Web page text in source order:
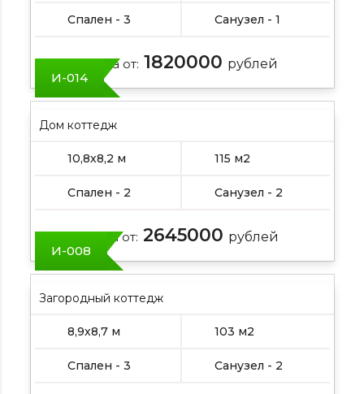
Спален - 3 Санузел - 1
Цена от: 1820000 рублей
И-014
Дом коттедж
10,8х8,2 м 115 м2
Спален - 2 Санузел - 2
Цена от: 2645000 рублей
И-008
Загородный коттедж
8,9х8,7 м 103 м2
Спален - 3 Санузел - 2